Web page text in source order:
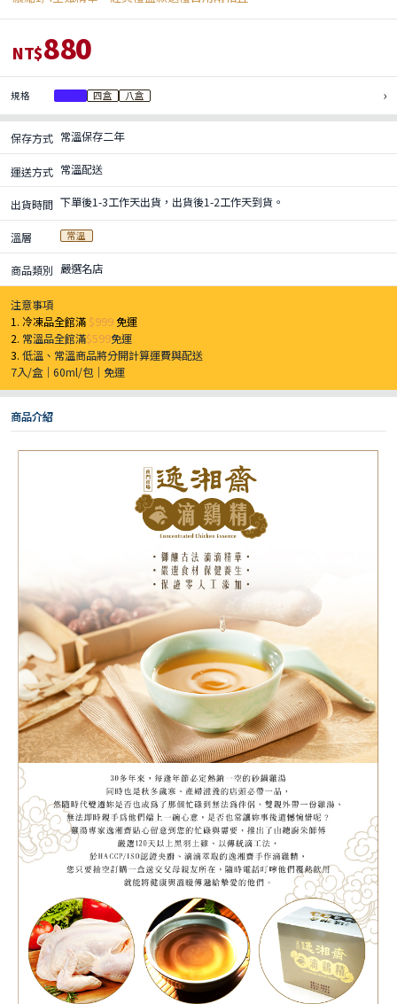
NT$880
規格 四盒 八盒 ›
保存方式 常溫保存二年
運送方式 常溫配送
出貨時間 下單後1-3工作天出貨，出貨後1-2工作天到貨。
溫層 常溫
商品類別 嚴選名店
注意事項
1. 冷凍品全館滿 $999免運
2. 常溫品全館滿$599免運
3.低溫、常溫商品將分開計算運費與配送
7入/盒｜60ml/包｜免運
商品介紹